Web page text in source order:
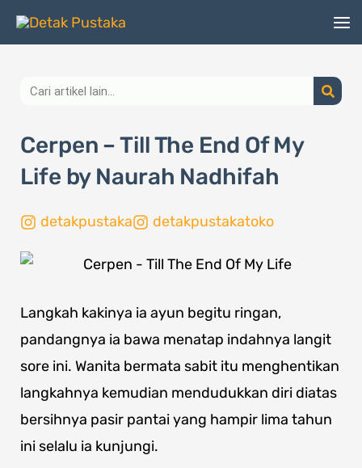
Lewati
Search
Cerpen – Till The End Of My
Life by Naurah Nadhifah
detakpustaka detakpustakatoko
Langkah kakinya ia ayun begitu ringan,
pandangnya ia bawa menatap indahnya langit
sore ini. Wanita bermata sabit itu menghentikan
langkahnya kemudian mendudukkan diri diatas
bersihnya pasir pantai yang hampir lima tahun
ini selalu ia kunjungi.